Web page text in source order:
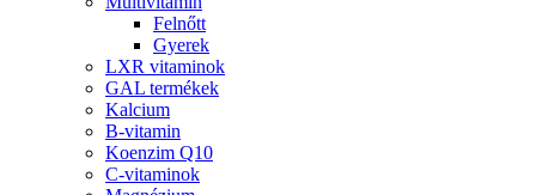
Felnőtt
Gyerek
LXR vitaminok
GAL termékek
Kalcium
B-vitamin
Koenzim Q10
C-vitaminok